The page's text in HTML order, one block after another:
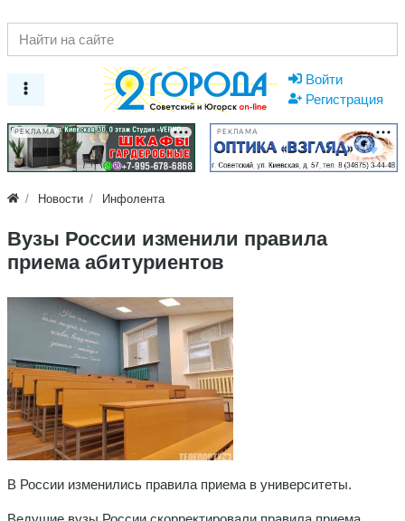
Войти
Регистрация
РЕКЛАМА РЕКЛАМА
Новости Инфолента
Вузы России изменили правила
приема абитуриентов
В России изменились правила приема в университеты.